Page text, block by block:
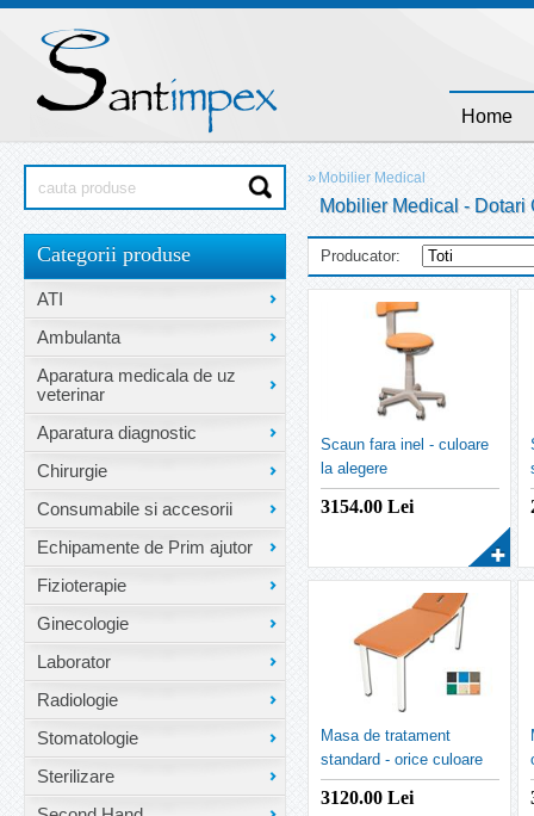
Home
Categorii produse
ATI
Ambulanta
Aparatura medicala de uz
veterinar
Aparatura diagnostic
Chirurgie
Consumabile si accesorii
Echipamente de Prim ajutor
Fizioterapie
Ginecologie
Laborator
Radiologie
Stomatologie
Sterilizare
» Mobilier Medical
Mobilier Medical -
Producator:
Scaun fara inel - culoare
la alegere
3154.00Lei
Masa de tratament
standard - orice culoare
3120.00Lei